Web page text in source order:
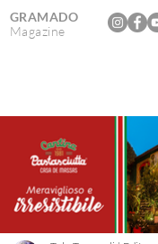
GRAMADO
Magazine